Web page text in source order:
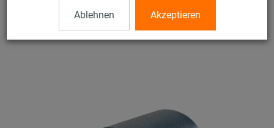
Ablehnen Akzeptieren
Übergangsmuffe, 1/2"-1", DIN EN 10241, verzinkt